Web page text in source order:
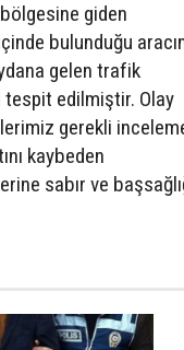
giden
bulunduğu
gelen trafik
tespit edilmiştir. Olay
gerekli
kaybeden
sabır ve